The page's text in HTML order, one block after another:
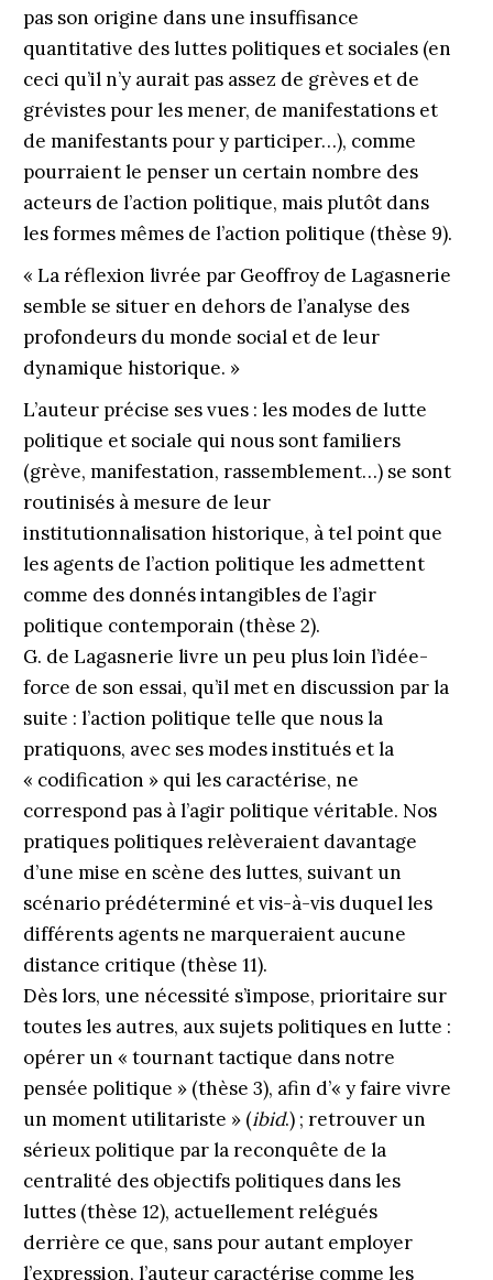
pas son origine dans une insuffisance
quantitative des luttes politiques et sociales (en
ceci qu’il n’y aurait pas assez de grèves et de
grévistes pour les mener, de manifestations et
de manifestants pour y participer…), comme
pourraient le penser un certain nombre des
acteurs de l’action politique, mais plutôt dans
les formes mêmes de l’action politique (thèse 9).
« La réflexion livrée par Geoffroy de Lagasnerie
semble se situer en dehors de l’analyse des
profondeurs du monde social et de leur
dynamique historique. »
L’auteur précise ses vues : les modes de lutte
politique et sociale qui nous sont familiers
(grève, manifestation, rassemblement…) se sont
routinisés à mesure de leur
institutionnalisation historique, à tel point que
les agents de l’action politique les admettent
comme des donnés intangibles de l’agir
politique contemporain (thèse 2).
G. de Lagasnerie livre un peu plus loin l’idée-
force de son essai, qu’il met en discussion par la
suite : l’action politique telle que nous la
pratiquons, avec ses modes institués et la
« codification » qui les caractérise, ne
correspond pas à l’agir politique véritable. Nos
pratiques politiques relèveraient davantage
d’une mise en scène des luttes, suivant un
scénario prédéterminé et vis-à-vis duquel les
différents agents ne marqueraient aucune
distance critique (thèse 11).
Dès lors, une nécessité s’impose, prioritaire sur
toutes les autres, aux sujets politiques en lutte :
opérer un « tournant tacti­que dans notre
pensée politique » (thèse 3), afin d’« y faire vivre
un moment utilitariste » (ibid.) ; retrouver un
sérieux politique par la reconquête de la
centralité des objectifs politiques dans les
luttes (thèse 12), actuellement relégués
derrière ce que, sans pour autant employer
l’expression, l’auteur caractérise comme les